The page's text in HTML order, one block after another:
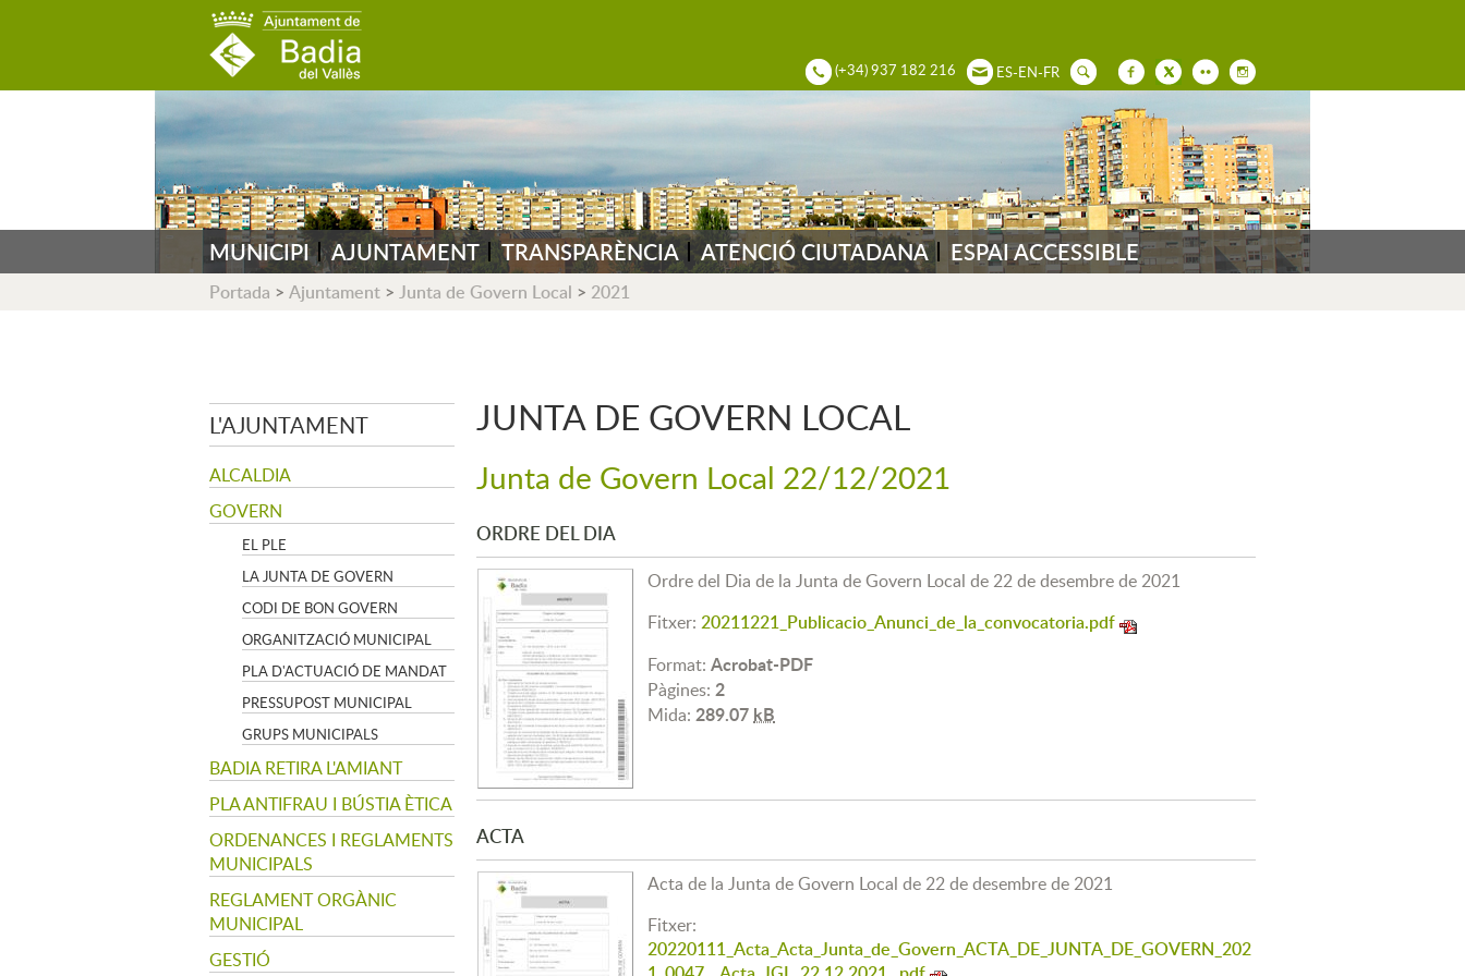
(+34) 937 182 216 ES-EN-FR
MUNICIPI AJUNTAMENT TRANSPARÈNCIA ATENCIÓ CIUTADANA ESPAI ACCESSIBLE
Portada > Ajuntament > Junta de Govern Local > 2021
L'AJUNTAMENT
ALCALDIA
GOVERN
EL PLE
LA JUNTA DE GOVERN
CODI DE BON GOVERN
ORGANITZACIÓ MUNICIPAL
PLA D'ACTUACIÓ DE MANDAT
PRESSUPOST MUNICIPAL
GRUPS MUNICIPALS
BADIA RETIRA L'AMIANT
PLA ANTIFRAU I BÚSTIA ÈTICA
ORDENANCES I REGLAMENTS
MUNICIPALS
REGLAMENT ORGÀNIC
MUNICIPAL
GESTIÓ
JUNTA DE GOVERN LOCAL
Junta de Govern Local 22/12/2021
ORDRE DEL DIA
Ordre del Dia de la Junta de Govern Local de 22 de desembre de 2021
Fitxer: 20211221_Publicacio_Anunci_de_la_convocatoria.pdf
Format: Acrobat-PDF
Pàgines: 2
Mida: 289.07 kB
ACTA
Acta de la Junta de Govern Local de 22 de desembre de 2021
Fitxer:
20220111_Acta_Acta_Junta_de_Govern_ACTA_DE_JUNTA_DE_GOVERN_202